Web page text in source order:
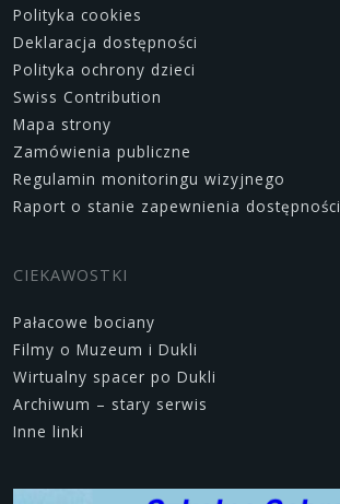
Polityka cookies
Deklaracja dostępności
Polityka ochrony dzieci
Swiss Contribution
Mapa strony
Zamówienia publiczne
Regulamin monitoringu wizyjnego
Raport o stanie zapewnienia dostępności
CIEKAWOSTKI
Pałacowe bociany
Filmy o Muzeum i Dukli
Wirtualny spacer po Dukli
Archiwum – stary serwis
Inne linki